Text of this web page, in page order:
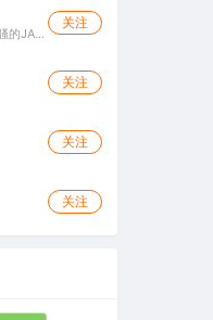
的JA…
关注
关注
关注
关注